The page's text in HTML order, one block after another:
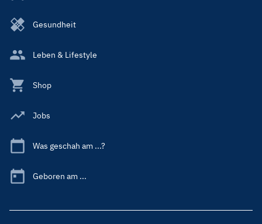
Gesundheit
Leben & Lifestyle
Shop
Jobs
Was geschah am ...?
Geboren am ...